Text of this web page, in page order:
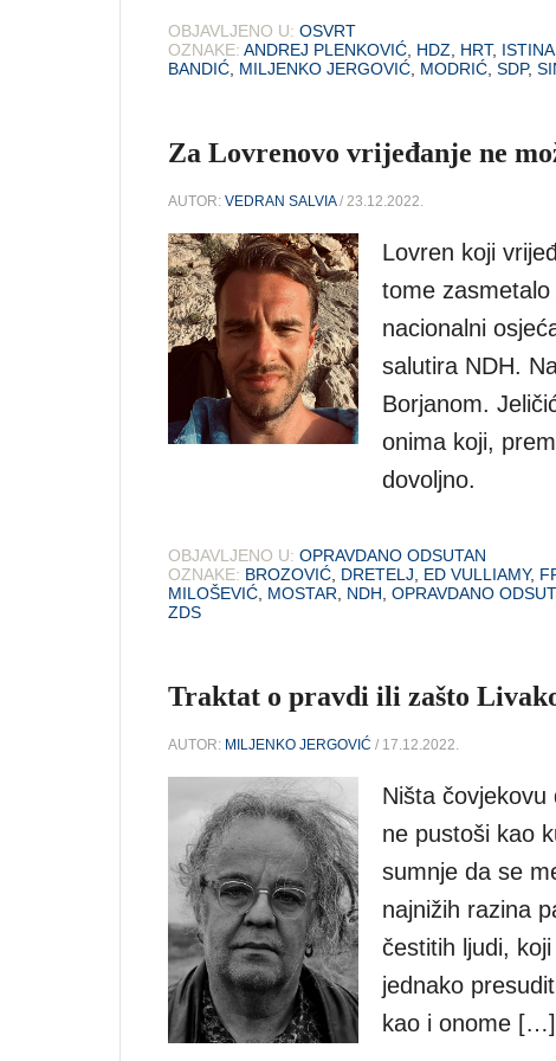
OBJAVLJENO U: OSVRT
OZNAKE: ANDREJ PLENKOVIĆ HDZ HRT, ISTINA
BANDIĆ MILJENKO JERGOVIĆ MODRIĆ SDP,
Za Lovrenovo vrijeđanje ne
AUTOR: VEDRAN SALVIA/ 23.12.2022.
Lovren koji
tome
nacionalni
salutira NDH.
Borjanom.
onima koji,
dovoljno.
OBJAVLJENO U: OPRAVDANO ODSUTAN
OZNAKE: BROZOVIĆ DRETELJ ED VULLIAMY,
MILOŠEVIĆ MOSTAR NDH OPRAVDANO
ZDS
Traktat o pravdi ili zašto
AUTOR: MILJENKO JERGOVIĆ / 17.12.2022.
Ništa
ne pustoši kao
sumnje da se
najnižih razina
čestitih ljudi,
jednako
kao i onome […]